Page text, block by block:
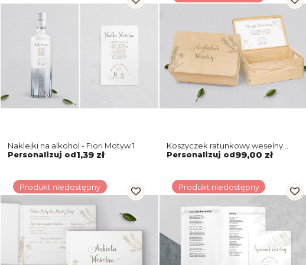
Naklejki na alkohol - Fiori Motyw 1
Personalizuj od1,39 zł
Koszyczek ratunkowy weselny
naturalny - Fiori Motyw 1
Personalizuj od99,00 zł
Produkt niedostępny Produkt niedostępny